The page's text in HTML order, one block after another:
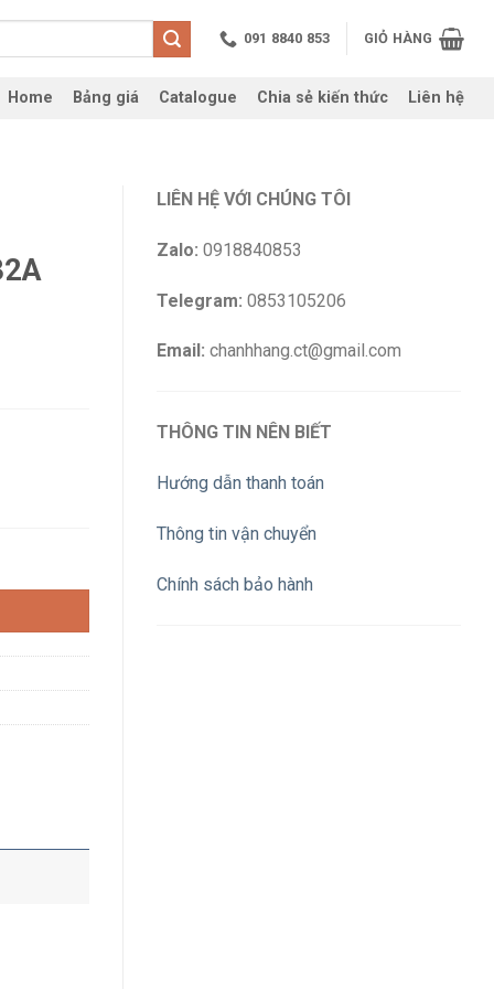
091 8840 853 GIỎ HÀNG
Home Bảng giá Catalogue Chia sẻ kiến thức Liên hệ
LIÊN HỆ VỚI CHÚNG TÔI
Zalo: 0918840853
Telegram: 0853105206
Email: chanhhang.ct@gmail.com
THÔNG TIN NÊN BIẾT
Hướng dẫn thanh toán
Thông tin vận chuyển
Chính sách bảo hành